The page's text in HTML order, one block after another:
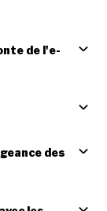
de l'e-
des